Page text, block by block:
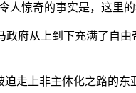
惊奇的事实是，这里
府从上到下充满了自
走上非主体化之路的